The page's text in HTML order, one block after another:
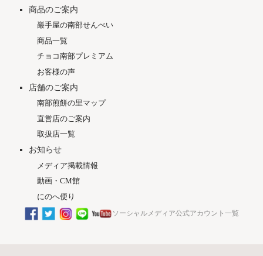
商品のご案内
巖手屋の南部せんべい
商品一覧
チョコ南部プレミアム
お客様の声
店舗のご案内
南部煎餅の里マップ
直営店のご案内
取扱店一覧
お知らせ
メディア掲載情報
動画・CM館
にのへ便り
ソーシャルメディア公式アカウント一覧